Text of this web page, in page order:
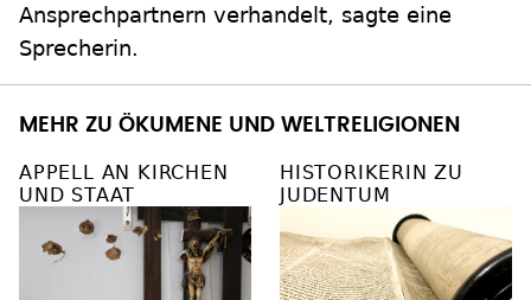
Ansprechpartnern verhandelt, sagte eine
Sprecherin.
MEHR ZU ÖKUMENE UND WELTRELIGIONEN
APPELL AN KIRCHEN
UND STAAT
HISTORIKERIN ZU
JUDENTUM